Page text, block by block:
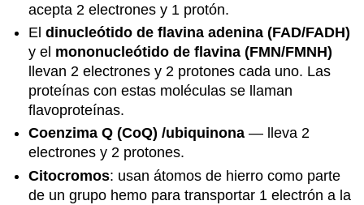
acepta 2 electrones y 1 protón.
Eldinucleótido de flavina adenina (FAD/FADH)
y el mononucleótido de flavina (FMN/FMNH)
llevan 2 electrones y 2 protones cada uno. Las
proteínas con estas moléculas se llaman
flavoproteínas.
Coenzima Q (CoQ) /ubiquinona — lleva 2
electrones y 2 protones.
Citocromos: usan átomos de hierro como parte
de un grupo hemo para transportar 1 electrón a la